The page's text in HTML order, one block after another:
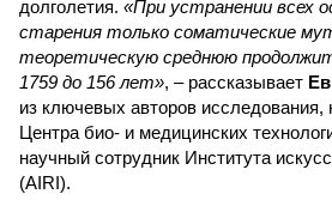
долголетия. «При устранении всех
старения только соматические
теоретическую среднюю
1759 до 156 лет», – рассказывает
из ключевых авторов исследования,
Центра био- и медицинских
научный сотрудник Института
(AIRI).